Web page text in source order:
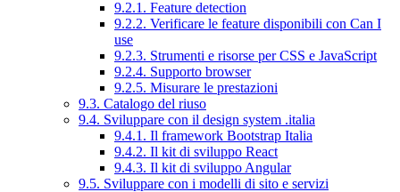
9.2.1. Feature detection
9.2.2. Verificare le feature disponibili con Can I
use
9.2.3. Strumenti e risorse per CSS e JavaScript
9.2.4. Supporto browser
9.2.5. Misurare le prestazioni
9.3. Catalogo del riuso
9.4. Sviluppare con il design system .italia
9.4.1. Il framework Bootstrap Italia
9.4.2. Il kit di sviluppo React
9.4.3. Il kit di sviluppo Angular
9.5. Sviluppare con i modelli di sito e servizi